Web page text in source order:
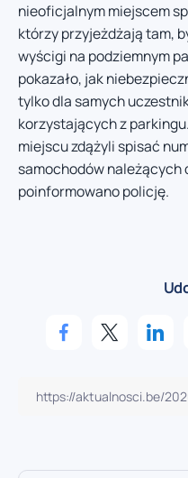
nieoficjalnym miejscem
którzy przyjeżdżają tam,
wyścigi na podziemnym
pokazało, jak
tylko dla samych
korzystających z
miejscu zdążyli spisać
samochodów należących
poinformowano policję.